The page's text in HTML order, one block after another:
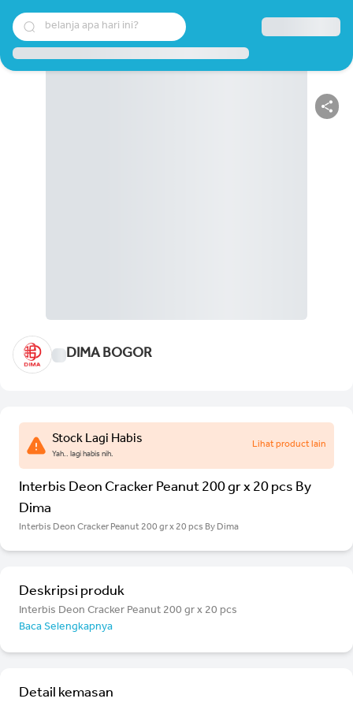
belanja apa hari ini?
DIMA BOGOR
Stock Lagi Habis
Yah.. lagi habis nih.
Lihat product lain
Interbis Deon Cracker Peanut 200 gr x 20 pcs By
Dima
Interbis Deon Cracker Peanut 200 gr x 20 pcs By Dima
Deskripsi produk
Interbis Deon Cracker Peanut 200 gr x 20 pcs
Baca Selengkapnya
Detail kemasan